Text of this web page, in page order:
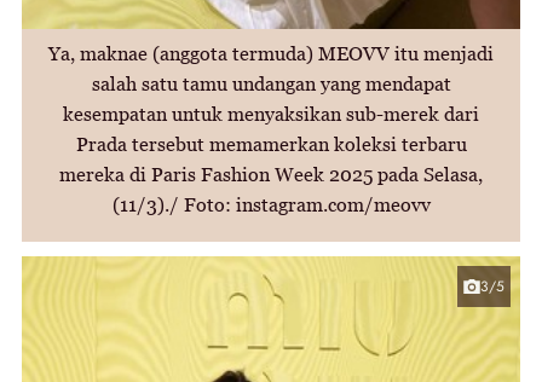
Ya, maknae (anggota termuda) MEOVV itu menjadi
salah satu tamu undangan yang mendapat
kesempatan untuk menyaksikan sub-merek dari
Prada tersebut memamerkan koleksi terbaru
mereka di Paris Fashion Week 2025 pada Selasa,
(11/3)./ Foto: instagram.com/meovv
3/5